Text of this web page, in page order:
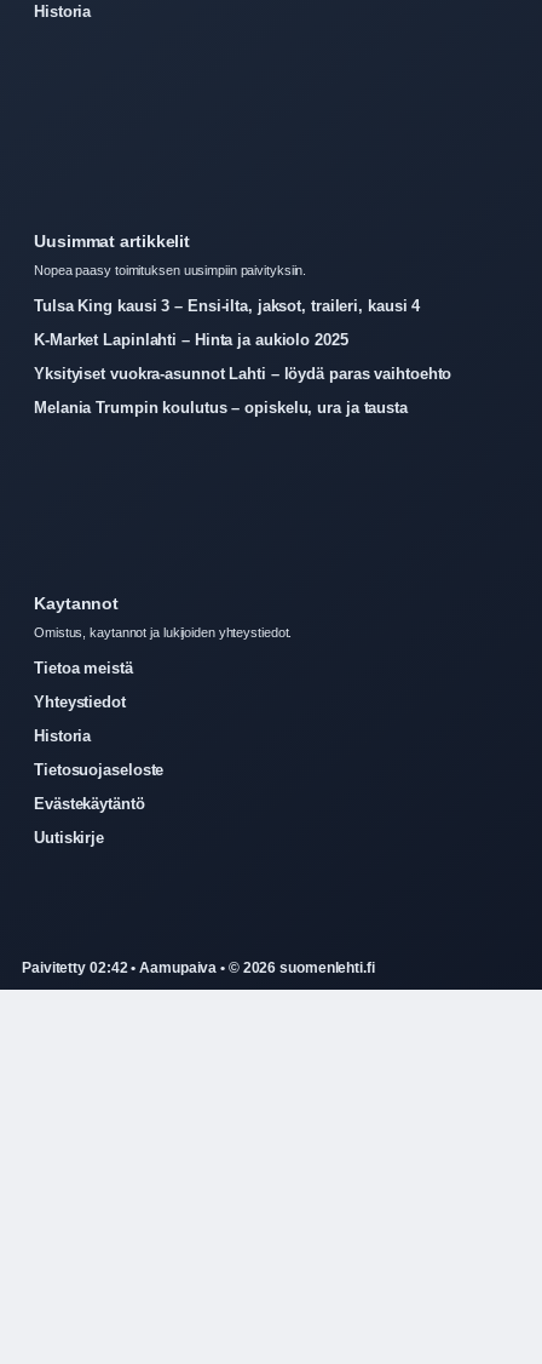
Historia
Uusimmat artikkelit
Nopea paasy toimituksen uusimpiin paivityksiin.
Tulsa King kausi 3 – Ensi-ilta, jaksot, traileri, kausi 4
K-Market Lapinlahti – Hinta ja aukiolo 2025
Yksityiset vuokra-asunnot Lahti – löydä paras vaihtoehto
Melania Trumpin koulutus – opiskelu, ura ja tausta
Kaytannot
Omistus, kaytannot ja lukijoiden yhteystiedot.
Tietoa meistä
Yhteystiedot
Historia
Tietosuojaseloste
Evästekäytäntö
Uutiskirje
Paivitetty 02:42 • Aamupaiva • © 2026 suomenlehti.fi